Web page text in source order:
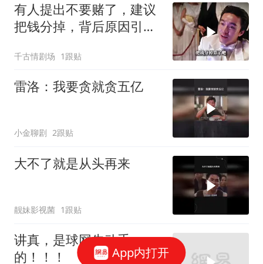
有人提出不要赌了，建议
把钱分掉，背后原因引深
千古情剧场 1跟贴
雷洛：我要贪就贪五亿
小金聊剧 2跟贴
大不了就是从头再来
靓妹影视菌 1跟贴
讲真，是球网先动手
的！！！
App内打开